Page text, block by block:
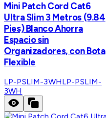
Mini Patch Cord Cat6
Ultra Slim 3 Metros (9.84
Pies) Blanco Ahorra
Espacio sin
Organizadores, con Bota
Flexible
LP-PSLIM-3WHLP-PSLIM-
3WH